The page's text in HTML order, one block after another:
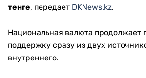
тенге, передает DKNews.kz.
Национальная валюта продолжает
поддержку сразу из двух
внутреннего.